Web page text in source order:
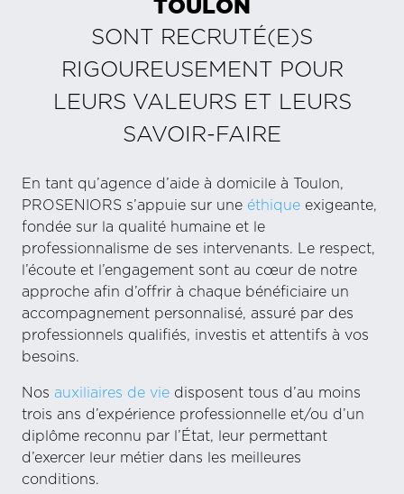
TOULON
SONT RECRUTÉ(E)S
RIGOUREUSEMENT POUR
LEURS VALEURS ET LEURS
SAVOIR-FAIRE
En tant qu’agence d’aide à domicile à Toulon,
PROSENIORS s’appuie sur une éthique exigeante,
fondée sur la qualité humaine et le
professionnalisme de ses intervenants. Le respect,
l’écoute et l’engagement sont au cœur de notre
approche afin d’offrir à chaque bénéficiaire un
accompagnement personnalisé, assuré par des
professionnels qualifiés, investis et attentifs à vos
besoins.
Nos auxiliaires de vie disposent tous d’au moins
trois ans d’expérience professionnelle et/ou d’un
diplôme reconnu par l’État, leur permettant
d’exercer leur métier dans les meilleures
conditions.